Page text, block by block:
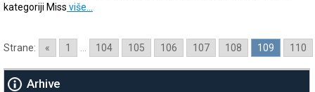
kategoriji Miss više…
Strane: « 1 104 105 106 107 108 109 110
Arhive